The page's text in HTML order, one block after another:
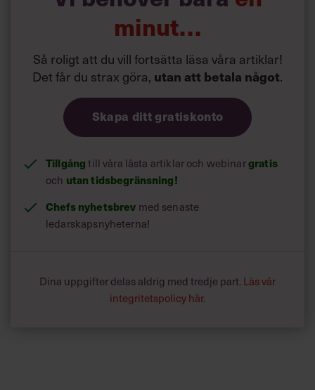
endast 19 procent av cheferna inom privat sektor kvinnor)
Landsting: 73 procent
minut…
Så roligt att du vill fortsätta läsa våra artiklar!
Det får du strax göra, utan att betala något.
Skapa ditt gratiskonto
Tillgångtill våra låsta artiklar och webinargratis
och utan tidsbegränsning!
Chefs nyhetsbrev med senaste
ledarskapsnyheterna!
Dina uppgifter delas aldrig med tredje part. Läs vår
integritetspolicy här.